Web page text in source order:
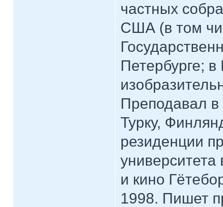
частных
США (в том
Петербурге;
Преподавал в
Турку,
резиденции
и кино
1998. Пишет